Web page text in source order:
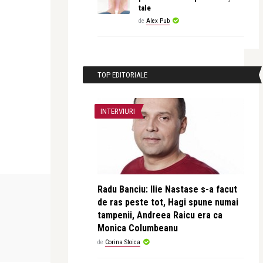
BEAUTY NEWS & STYLE
„Le petit jardin de roses” de la SABON,
pentru sărb ...
tale
de Alex Pub
TOP EDITORIALE
INTERVIURI
Radu Banciu: Ilie Nastase s-a facut
de ras peste tot, Hagi spune numai
tampenii, Andreea Raicu era ca
Monica Columbeanu
de Corina Stoica